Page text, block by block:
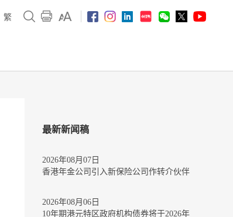
繁
最新新闻稿
2026年08月07日
香港年金公司引入新保险公司作转介伙伴
2026年08月06日
10年期港元特区政府机构债券将于2026年